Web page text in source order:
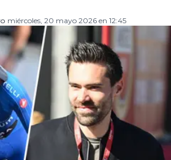
miércoles, 20 mayo 2026 en 12:45